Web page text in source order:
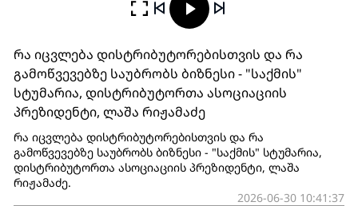
რა იცვლება დისტრიბუტორებისთვის და რა
გამოწვევებზე საუბრობს ბიზნესი - "საქმის"
სტუმარია, დისტრიბუტორთა ასოციაციის
პრეზიდენტი, ლაშა რიჟამაძე
რა იცვლება დისტრიბუტორებისთვის და რა
გამოწვევებზე საუბრობს ბიზნესი - "საქმის" სტუმარია,
დისტრიბუტორთა ასოციაციის პრეზიდენტი, ლაშა
რიჟამაძე.
2026-06-30 10:41:37